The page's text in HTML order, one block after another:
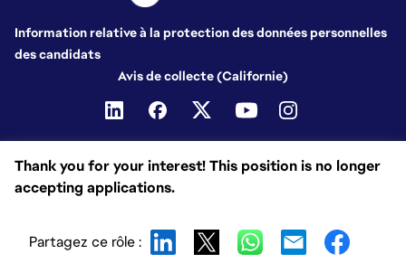
Thank you for your interest! This position is no longer
accepting applications.
Partagez ce rôle :
Information relative à la protection des données personnelles
des candidats
Avis de collecte (Californie)